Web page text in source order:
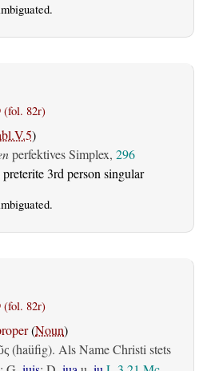
(fol. 82r)
)
perfektives Simplex, 296
3rd person singular
(fol. 82r)
(Noun)
(haüfig). Als Name Christi stets